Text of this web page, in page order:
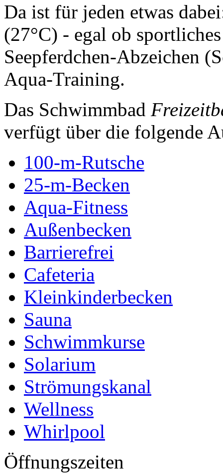
Da ist für jeden etwas
(27°C) - egal ob
Seepferdchen-Abzeichen
Aqua-Training.
Das Schwimmbad
verfügt über die folgende
100-m-Rutsche
25-m-Becken
Aqua-Fitness
Außenbecken
Barrierefrei
Cafeteria
Kleinkinderbecken
Sauna
Schwimmkurse
Solarium
Strömungskanal
Wellness
Whirlpool
Öffnungszeiten